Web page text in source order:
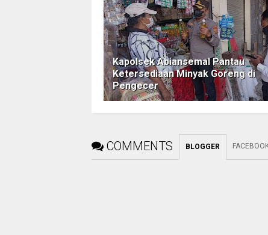
Kapolsek Abiansemal Pantau
Ketersediaan Minyak Goreng di
Pengecer
COMMENTS BLOGGER